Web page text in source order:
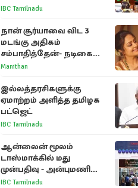
IBC Tamilnadu
நான் சூர்யாவை விட 3
மடங்கு அதிகம்
சம்பாதித்தேன்- நடிகை
ஜோதிகா
Manithan
இல்லத்தரசிகளுக்கு
ஏமாற்றம் அளித்த தமிழக
பட்ஜெட்
IBC Tamilnadu
ஆன்லைன் மூலம்
டாஸ்மாக்கில் மது
முன்பதிவு - அன்புமணி
ராமதாஸ் எதிர்ப்பு
IBC Tamilnadu